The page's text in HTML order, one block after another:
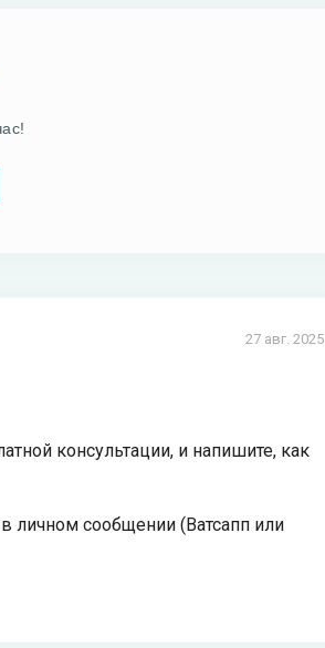
27 авг. 2025
консультации, и напишите, как
личном сообщении (Ватсапп или